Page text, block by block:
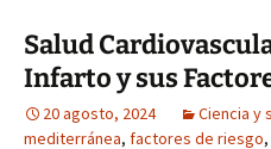
Salud
Infarto y sus
20 agosto, 2024 Ciencia y
mediterránea, factores de riesgo,